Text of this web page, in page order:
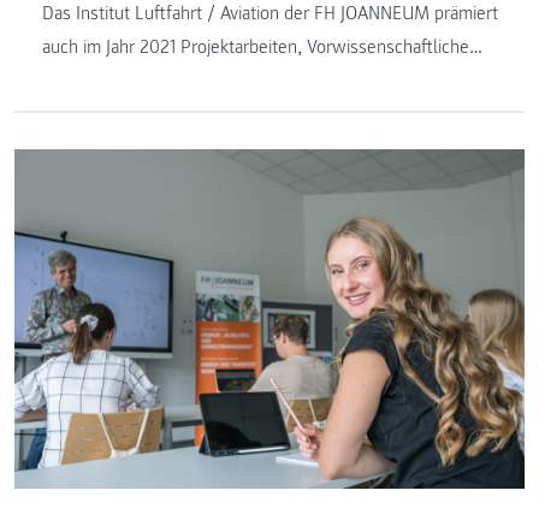
Das Institut Luftfahrt / Aviation der FH JOANNEUM prämiert
auch im Jahr 2021 Projektarbeiten, Vorwissenschaftliche